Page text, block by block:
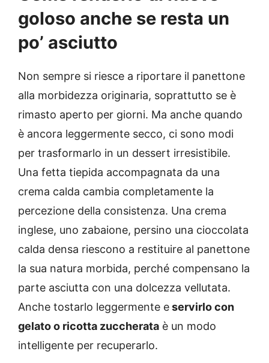
goloso anche se resta un
po’ asciutto
Non sempre si riesce a riportare il panettone
alla morbidezza originaria, soprattutto se è
rimasto aperto per giorni. Ma anche quando
è ancora leggermente secco, ci sono modi
per trasformarlo in un dessert irresistibile.
Una fetta tiepida accompagnata da una
crema calda cambia completamente la
percezione della consistenza. Una crema
inglese, uno zabaione, persino una cioccolata
calda densa riescono a restituire al panettone
la sua natura morbida, perché compensano la
parte asciutta con una dolcezza vellutata.
Anche tostarlo leggermente eservirlo con
gelato o ricotta zuccherata è un modo
intelligente per recuperarlo.